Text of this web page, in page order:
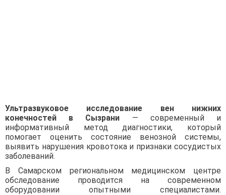
Ультразвуковое исследование вен нижних
конечностей в Сызрани — современный и
информативный метод диагностики, который
помогает оценить состояние венозной системы,
выявить нарушения кровотока и признаки сосудистых
заболеваний.
В Самарском региональном медицинском центре
обследование проводится на современном
оборудовании опытными специалистами.